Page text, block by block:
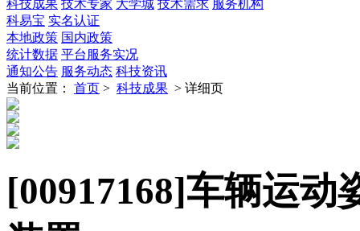
科技成果 技术专家 大学城 技术需求 服务机构
科易宝 实名认证
本地政策 国内政策
统计数据 平台服务实况
通知公告 服务动态 科技资讯
当前位置： 首页 > 科技成果 > 详细页
[00917168]车辆运动